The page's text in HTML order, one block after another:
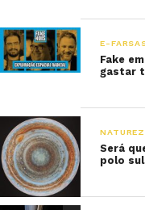
E-
Fake
gastar
Será
polo